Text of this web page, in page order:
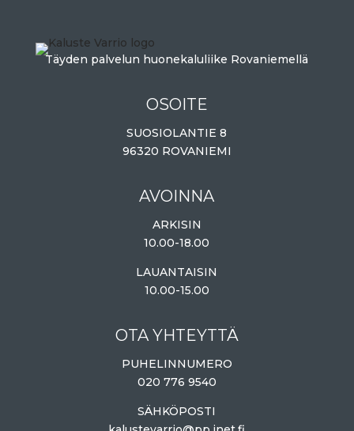
Täyden palvelun huonekaluliike Rovaniemellä
OSOITE
SUOSIOLANTIE 8
96320 ROVANIEMI
AVOINNA
ARKISIN
10.00-18.00
LAUANTAISIN
10.00-15.00
OTA YHTEYTTÄ
PUHELINNUMERO
020 776 9540
SÄHKÖPOSTI